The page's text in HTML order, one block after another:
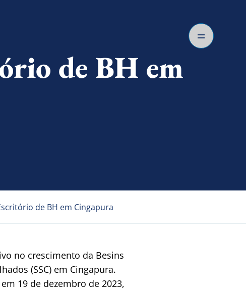
de BH em
de BH em Cingapura
no crescimento da Besins
(SSC) em Cingapura.
19 de dezembro de 2023,